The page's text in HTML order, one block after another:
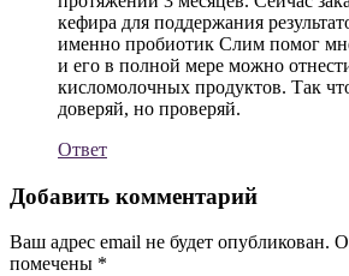
кефира для поддержания
именно пробиотик Слим помог
и его в полной мере можно
кисломолочных продуктов. Так
доверяй, но проверяй.
Ответ
Добавить комментарий
Ваш адрес email не будет опубликован.
помечены *